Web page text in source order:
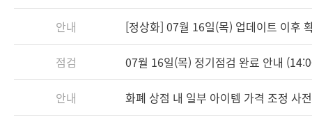
안내 [정상화] 07월 16일(목) 업데이트 이후
점검 07월 16일(목) 정기점검 완료 안내
안내 화폐 상점 내 일부 아이템 가격 조정 사